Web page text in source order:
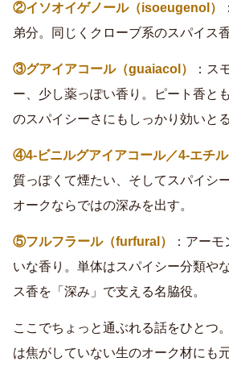
②イソオイゲノール（isoeugenol）
弟分。同じくクローブ系のスパイス香
③グアイアコール（guaiacol）
：ス
ー、少し薬っぽい香り。ピート香と
のスパイシーさにもしっかり効いとる
④4-ビニルグアイアコール／4-エチ
質っぽくて煙たい、そしてスパイシ
オークならではの深みを出す。
⑤フルフラール（furfural）
：アー
いな香り。単体はスパイシー分類や
ス香を「深み」で支える名脇役。
ここでちょっと通ぶれる話をひとつ
は焦がしていない生のオーク材にも